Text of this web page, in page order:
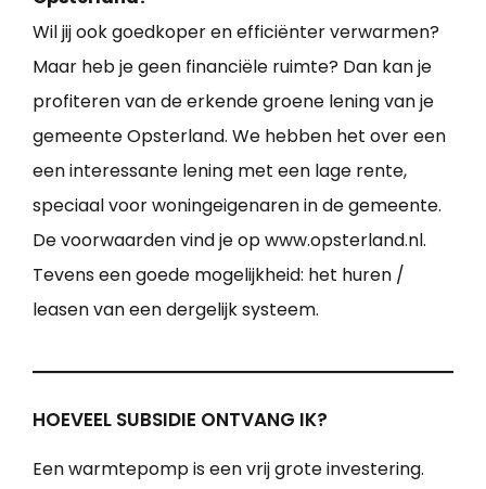
Wil jij ook goedkoper en efficiënter verwarmen?
Maar heb je geen financiële ruimte? Dan kan je
profiteren van de erkende groene lening van je
gemeente Opsterland. We hebben het over een
een interessante lening met een lage rente,
speciaal voor woningeigenaren in de gemeente.
De voorwaarden vind je op www.opsterland.nl.
Tevens een goede mogelijkheid: het huren /
leasen van een dergelijk systeem.
HOEVEEL SUBSIDIE ONTVANG IK?
Een warmtepomp is een vrij grote investering.